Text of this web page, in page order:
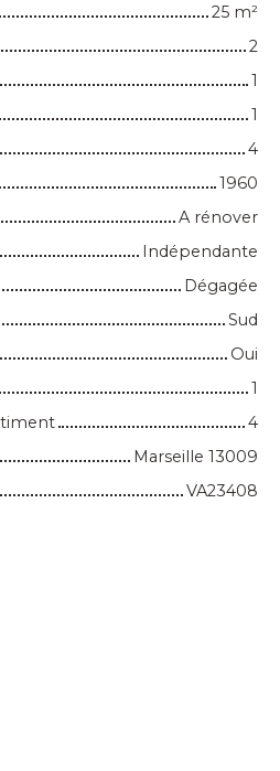
25 m²
2
1
1
4
1960
A rénover
Indépendante
Dégagée
Sud
Oui
1
4
Marseille 13009
VA23408